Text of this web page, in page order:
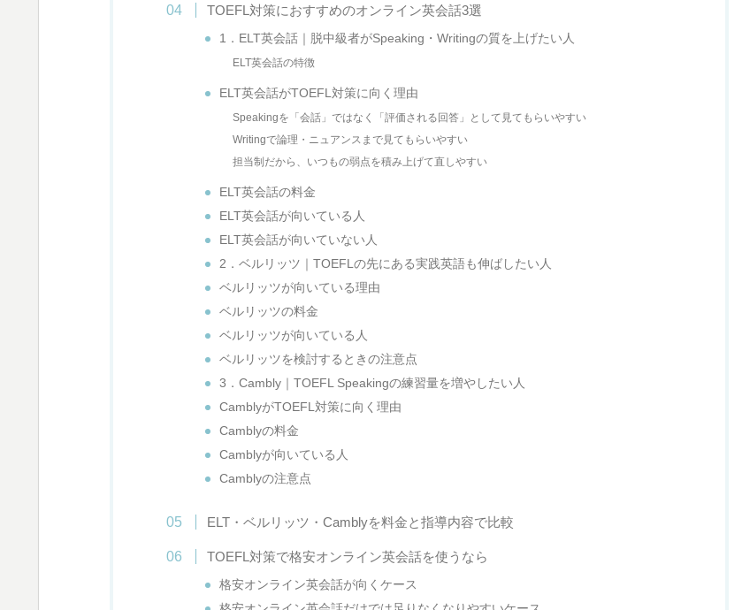
TOEFL対策におすすめのオンライン英会話3選
1．ELT英会話｜脱中級者がSpeaking・Writingの質を上げたい人
ELT英会話の特徴
ELT英会話がTOEFL対策に向く理由
Speakingを「会話」ではなく「評価される回答」として見てもらいやすい
Writingで論理・ニュアンスまで見てもらいやすい
担当制だから、いつもの弱点を積み上げて直しやすい
ELT英会話の料金
ELT英会話が向いている人
ELT英会話が向いていない人
2．ベルリッツ｜TOEFLの先にある実践英語も伸ばしたい人
ベルリッツが向いている理由
ベルリッツの料金
ベルリッツが向いている人
ベルリッツを検討するときの注意点
3．Cambly｜TOEFL Speakingの練習量を増やしたい人
CamblyがTOEFL対策に向く理由
Camblyの料金
Camblyが向いている人
Camblyの注意点
ELT・ベルリッツ・Camblyを料金と指導内容で比較
TOEFL対策で格安オンライン英会話を使うなら
格安オンライン英会話が向くケース